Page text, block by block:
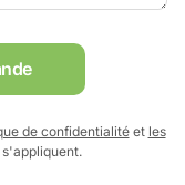
de confidentialitéet les